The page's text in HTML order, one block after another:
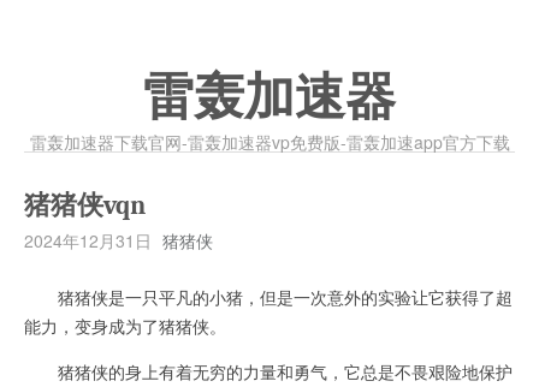
雷轰加速器
雷轰加速器下载官网-雷轰加速器vp免费版-雷轰加速app官方下载
猪猪侠vqn
2024年12月31日 猪猪侠
猪猪侠是一只平凡的小猪，但是一次意外的实验让它获得了超
能力，变身成为了猪猪侠。
猪猪侠的身上有着无穷的力量和勇气，它总是不畏艰险地保护